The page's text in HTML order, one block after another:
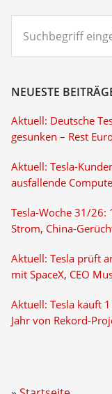
eingeben...
NEUESTE
Aktuell: Deutsche
gesunken – Rest
Aktuell: Tesla-
ausfallende
Tesla-Woche 31/26:
Strom, China-
Aktuell: Tesla prüft
mit SpaceX, CEO
Aktuell: Tesla kauft
Jahr von Rekord-